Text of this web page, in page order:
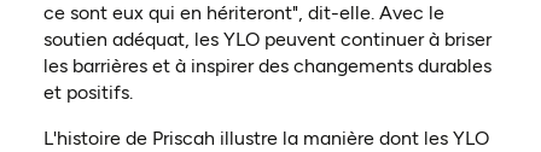
ce sont eux qui en hériteront", dit-elle. Avec le
soutien adéquat, les YLO peuvent continuer à briser
les barrières et à inspirer des changements durables
et positifs.
L'histoire de Priscah illustre la manière dont les YLO